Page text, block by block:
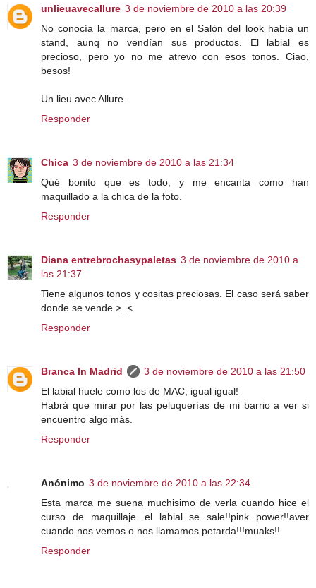
unlieuavecallure 3 de noviembre de 2010 a las 20:39
No conocía la marca, pero en el Salón del look había un
stand, aunq no vendían sus productos. El labial es
precioso, pero yo no me atrevo con esos tonos. Ciao,
besos!
Un lieu avec Allure.
Responder
Chica 3 de noviembre de 2010 a las 21:34
Qué bonito que es todo, y me encanta como han
maquillado a la chica de la foto.
Responder
Diana entrebrochasypaletas 3 de noviembre de 2010 a
las 21:37
Tiene algunos tonos y cositas preciosas. El caso será saber
donde se vende >_<
Responder
Branca In Madrid
3 de noviembre de 2010 a las 21:50
El labial huele como los de MAC, igual igual!
Habrá que mirar por las peluquerías de mi barrio a ver si
encuentro algo más.
Responder
Anónimo 3 de noviembre de 2010 a las 22:34
Esta marca me suena muchisimo de verla cuando hice el
curso de maquillaje...el labial se sale!!pink power!!aver
cuando nos vemos o nos llamamos petarda!!!muaks!!
Responder